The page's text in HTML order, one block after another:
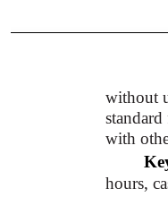
without
with
hours,